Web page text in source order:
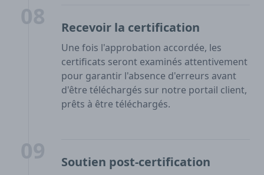
Recevoir la certification
Une fois l'approbation accordée, les
certificats seront examinés attentivement
pour garantir l'absence d'erreurs avant
d'être téléchargés sur notre portail client,
prêts à être téléchargés.
Soutien post-certification